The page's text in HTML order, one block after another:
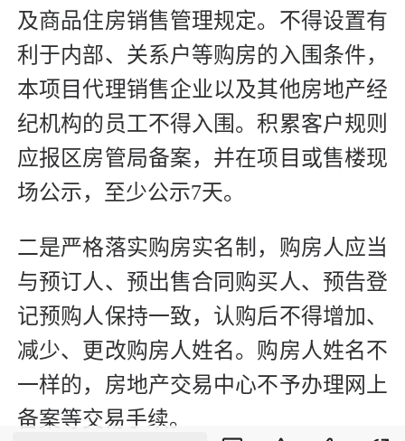
及商品住房销售管理规定。不得设置有
利于内部、关系户等购房的入围条件，
本项目代理销售企业以及其他房地产经
纪机构的员工不得入围。积累客户规则
应报区房管局备案，并在项目或售楼现
场公示，至少公示7天。
二是严格落实购房实名制，购房人应当
与预订人、预出售合同购买人、预告登
记预购人保持一致，认购后不得增加、
减少、更改购房人姓名。购房人姓名不
一样的，房地产交易中心不予办理网上
备案等交易手续。